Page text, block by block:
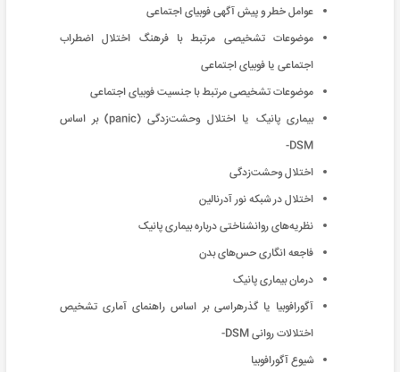
عوامل خطر و پیش آگهی فوبیای اجتماعی
موضوعات تشخیصی مرتبط با فرهنگ اختلال اضطراب
اجتماعی یا فوبیای اجتماعی
موضوعات تشخیصی مرتبط با جنسیت فوبیای اجتماعی
بیماری پانیک یا اختلال وحشت‌زدگی (panic) بر اساس
DSM-
اختلال وحشت‌زدگی
اختلال در شبکه نور آدرنالین
نظریه‌های روانشناختی درباره بیماری پانیک
فاجعه انگاری حس‌های بدن
درمان بیماری پانیک
آگورافوبیا یا گذرهراسی بر اساس راهنمای آماری تشخیص
اختلالات روانی DSM-
شیوع آگورافوبیا